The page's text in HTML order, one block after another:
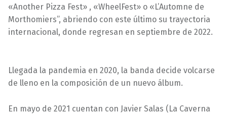
«Another Pizza Fest» , «WheelFest» o «L’Automne de
Morthomiers”, abriendo con este último su trayectoria
internacional, donde regresan en septiembre de 2022.
Llegada la pandemia en 2020, la banda decide volcarse
de lleno en la composición de un nuevo álbum.
En mayo de 2021 cuentan con Javier Salas (La Caverna